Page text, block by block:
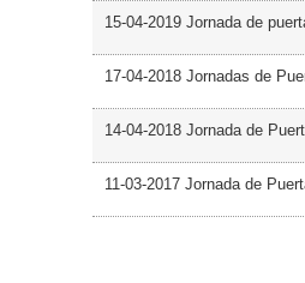
15-04-2019 Jornada de
17-04-2018 Jornadas de
14-04-2018 Jornada de
11-03-2017 Jornada de